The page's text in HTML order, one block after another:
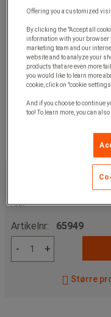
47.100,00 kr
/stk
Artikelnr: 65949
-
+
Større
Offering you a customized
By clicking the "Accept all
information with your browser
marketing team and our
website and to analyze your
products that are even more
you would like to learn more
cookie, click on "cookie
And if you choose to continue
too! To learn more, you can